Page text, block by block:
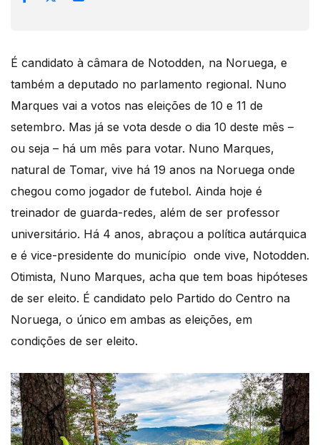
É candidato à câmara de Notodden, na Noruega, e
também a deputado no parlamento regional. Nuno
Marques vai a votos nas eleições de 10 e 11 de
setembro. Mas já se vota desde o dia 10 deste mês –
ou seja – há um mês para votar. Nuno Marques,
natural de Tomar, vive há 19 anos na Noruega onde
chegou como jogador de futebol. Ainda hoje é
treinador de guarda-redes, além de ser professor
universitário. Há 4 anos, abraçou a política autárquica
e é vice-presidente do município onde vive, Notodden.
Otimista, Nuno Marques, acha que tem boas hipóteses
de ser eleito. É candidato pelo Partido do Centro na
Noruega, o único em ambas as eleições, em
condições de ser eleito.